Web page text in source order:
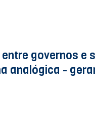
governos e
analógica -